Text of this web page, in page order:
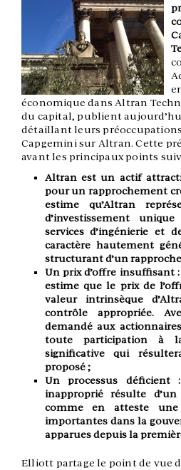
économique dans Altran
du capital, publient
détaillant leurs
Capgemini sur Altran. Cette
avant les principaux points
Altran est un actif
pour un rapprochement
estime qu’Altran
d’investissement
services d’ingénierie et
caractère hautement
structurant d’un
Un prix d’offre insuffisant
estime que le prix de
valeur intrinsèque
contrôle appropriée.
demandé aux
toute participation à
significative qui
proposé ;
Un processus
inapproprié résulte
comme en atteste
importantes dans la
apparues depuis la
Elliott partage le point de vue